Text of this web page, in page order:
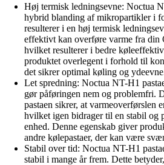
Høj termisk ledningsevne: Noctua
hybrid blanding af mikropartikler i
resulterer i en høj termisk
effektivt kan overføre varme fra din
hvilket resulterer i bedre
produktet overlegent i forhold til
det sikrer optimal køling og
Let spredning: Noctua NT-H1
gør påføringen nem og problemfri.
pastaen sikrer, at varmeoverførslen
hvilket igen bidrager til en stabil og
enhed. Denne egenskab giver
andre kølepastaer, der kan være
Stabil over tid: Noctua NT-H1
stabil i mange år frem. Dette